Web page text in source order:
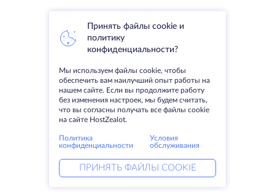
Принять файлы cookie и
политику
конфиденциальности?
Мы используем файлы cookie, чтобы
обеспечить вам наилучший опыт работы на
нашем сайте. Если вы продолжите работу
без изменения настроек, мы будем считать,
что вы согласны получать все файлы cookie
на сайте HostZealot.
Политика
конфиденциальности
Условия
обслуживания
ПРИНЯТЬ ФАЙЛЫ COOKIE